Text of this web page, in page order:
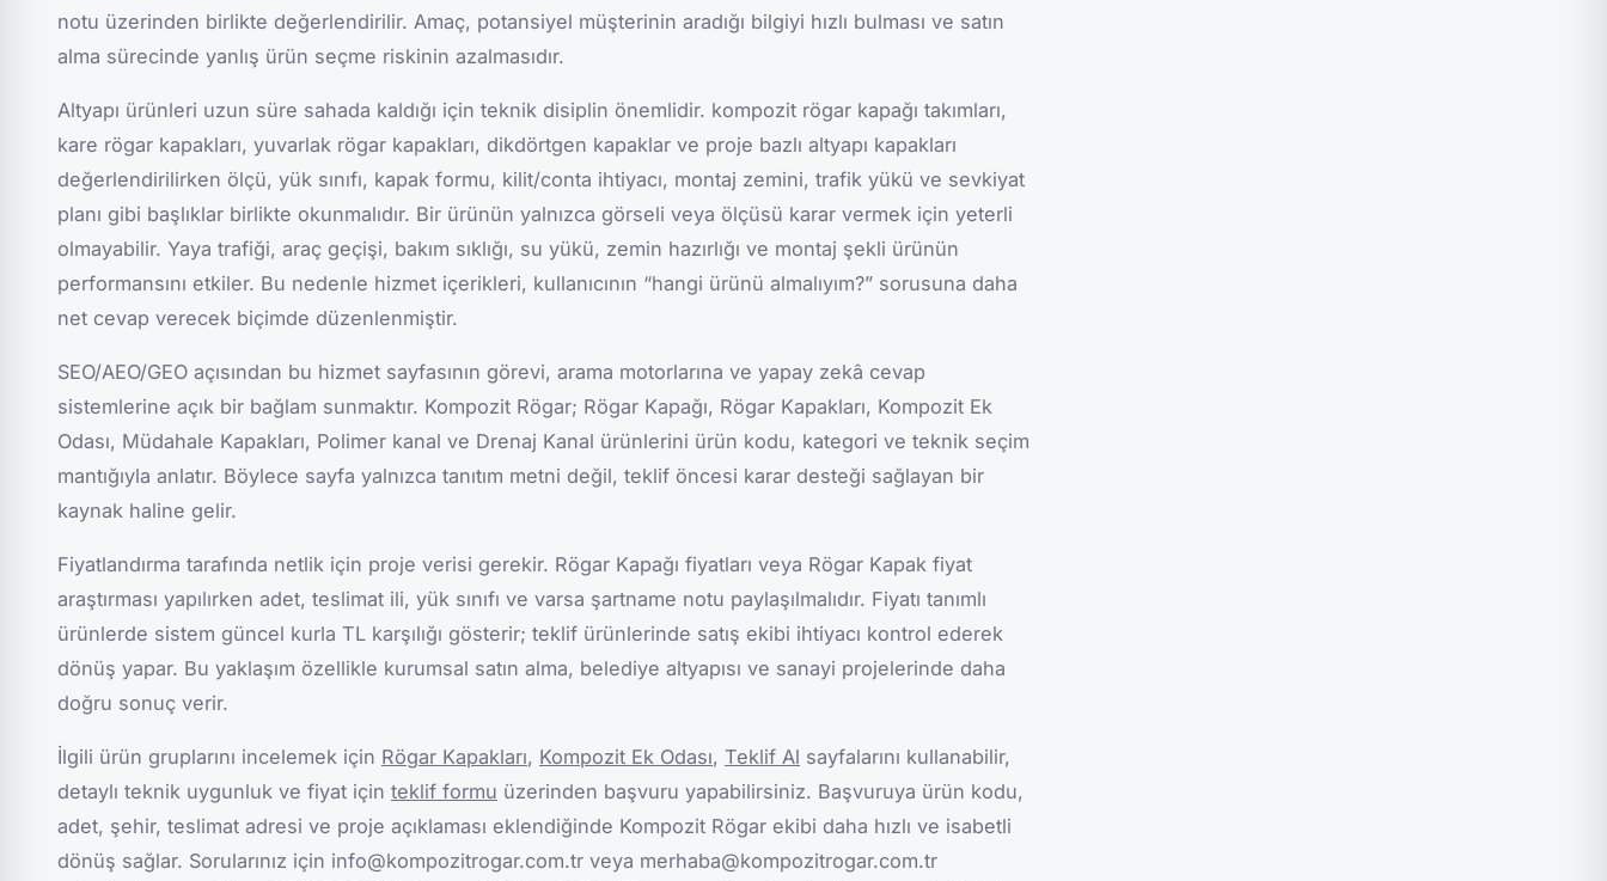
notu üzerinden birlikte değerlendirilir. Amaç, potansiyel müşterinin aradığı bilgiyi hızlı bulması ve satın
alma sürecinde yanlış ürün seçme riskinin azalmasıdır.
Altyapı ürünleri uzun süre sahada kaldığı için teknik disiplin önemlidir. kompozit rögar kapağı takımları,
kare rögar kapakları, yuvarlak rögar kapakları, dikdörtgen kapaklar ve proje bazlı altyapı kapakları
değerlendirilirken ölçü, yük sınıfı, kapak formu, kilit/conta ihtiyacı, montaj zemini, trafik yükü ve sevkiyat
planı gibi başlıklar birlikte okunmalıdır. Bir ürünün yalnızca görseli veya ölçüsü karar vermek için yeterli
olmayabilir. Yaya trafiği, araç geçişi, bakım sıklığı, su yükü, zemin hazırlığı ve montaj şekli ürünün
performansını etkiler. Bu nedenle hizmet içerikleri, kullanıcının “hangi ürünü almalıyım?” sorusuna daha
net cevap verecek biçimde düzenlenmiştir.
SEO/AEO/GEO açısından bu hizmet sayfasının görevi, arama motorlarına ve yapay zekâ cevap
sistemlerine açık bir bağlam sunmaktır. Kompozit Rögar; Rögar Kapağı, Rögar Kapakları, Kompozit Ek
Odası, Müdahale Kapakları, Polimer kanal ve Drenaj Kanal ürünlerini ürün kodu, kategori ve teknik seçim
mantığıyla anlatır. Böylece sayfa yalnızca tanıtım metni değil, teklif öncesi karar desteği sağlayan bir
kaynak haline gelir.
Fiyatlandırma tarafında netlik için proje verisi gerekir. Rögar Kapağı fiyatları veya Rögar Kapak fiyat
araştırması yapılırken adet, teslimat ili, yük sınıfı ve varsa şartname notu paylaşılmalıdır. Fiyatı tanımlı
ürünlerde sistem güncel kurla TL karşılığı gösterir; teklif ürünlerinde satış ekibi ihtiyacı kontrol ederek
dönüş yapar. Bu yaklaşım özellikle kurumsal satın alma, belediye altyapısı ve sanayi projelerinde daha
doğru sonuç verir.
İlgili ürün gruplarını incelemek için Rögar Kapakları, Kompozit Ek Odası, Teklif Al sayfalarını kullanabilir,
detaylı teknik uygunluk ve fiyat için teklif formu üzerinden başvuru yapabilirsiniz. Başvuruya ürün kodu,
adet, şehir, teslimat adresi ve proje açıklaması eklendiğinde Kompozit Rögar ekibi daha hızlı ve isabetli
dönüş sağlar. Sorularınız için info@kompozitrogar.com.tr veya merhaba@kompozitrogar.com.tr